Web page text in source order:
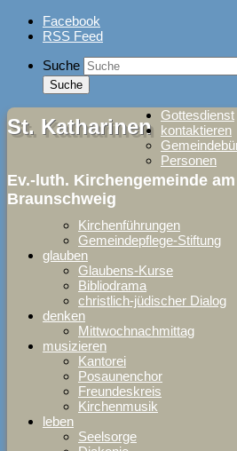
Skip
Facebook
RSS Feed
Suche
St. Katharinen
Ev.-luth. Kirchengemeinde
Braunschweig
Gottesdienst
kontaktieren
Personen
Kirchenführungen
Gemeindepflege-Stiftung
glauben
Glaubens-Kurse
Bibliodrama
christlich-jüdischer Dialog
denken
Mittwochnachmittag
musizieren
Kantorei
Posaunenchor
Freundeskreis
Kirchenmusik
leben
Seelsorge